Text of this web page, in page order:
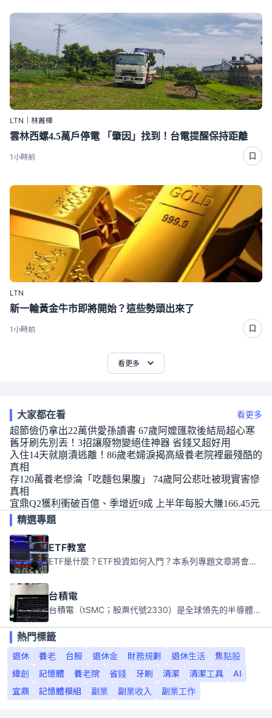
LTN｜林菁樺
雲林西螺4.5萬戶停電 「肇因」找到！台電提醒保持距離
1小時前
LTN
新一輪黃金牛市即將開始？這些勢頭出來了
1小時前
看更多
大家都在看 看更多
超節儉仍拿出22萬供愛孫讀書 67歲阿嬤匯款後結局超心寒
舊牙刷先別丟！3招讓廢物變絕佳神器 省錢又超好用
入住14天就崩潰逃離！86歲老婦淚揭高級養老院裡最殘酷的
真相
存120萬養老慘淪「吃麵包果腹」 74歲阿公悲吐被現實害慘
真相
宜鼎Q2獲利衝破百億、季增近9成 上半年每股大賺166.45元
精選專題
ETF教室
ETF是什麼？ETF投資如何入門？本系列專題文章將會告訴你新手必須知道的ETF基礎知識。
台積電
台積電（tSMC；股票代號2330）是全球領先的半導體代工公司，成立於1987年，總部位於台灣新竹。且已於美國、日本、德國及中國設廠，台積電是全球首家專業積體電路製造服務公司，也是全球最先進和最大規模的半導體代工廠。
熱門標籤
退休
養老 台股 退休金 財務規劃 退休生活
焦點股
緯創
記憶體 養老院 省錢 牙刷 清潔 清潔工具
AI
宜鼎
記憶體模組 副業 副業收入 副業工作